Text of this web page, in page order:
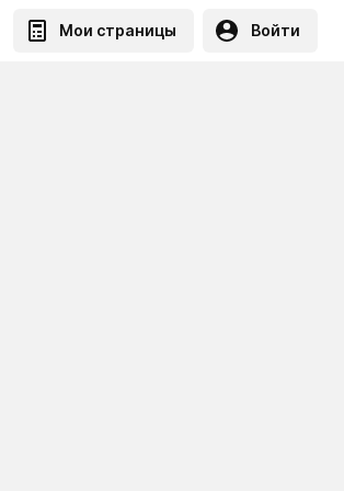
Мои страницы Войти